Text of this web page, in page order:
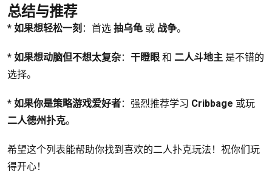
总结与推荐
* 如果想轻松一刻 ：首选 抽乌龟 或 战争。
* 如果想动脑但不想太复杂： 干瞪眼 和 二人斗地主 是不错的
选择。
* 如果你是策略游戏爱好者：强烈推荐学习 Cribbage 或玩
二人德州扑克。
希望这个列表能帮助你找到喜欢的二人扑克玩法！祝你们玩
得开心！